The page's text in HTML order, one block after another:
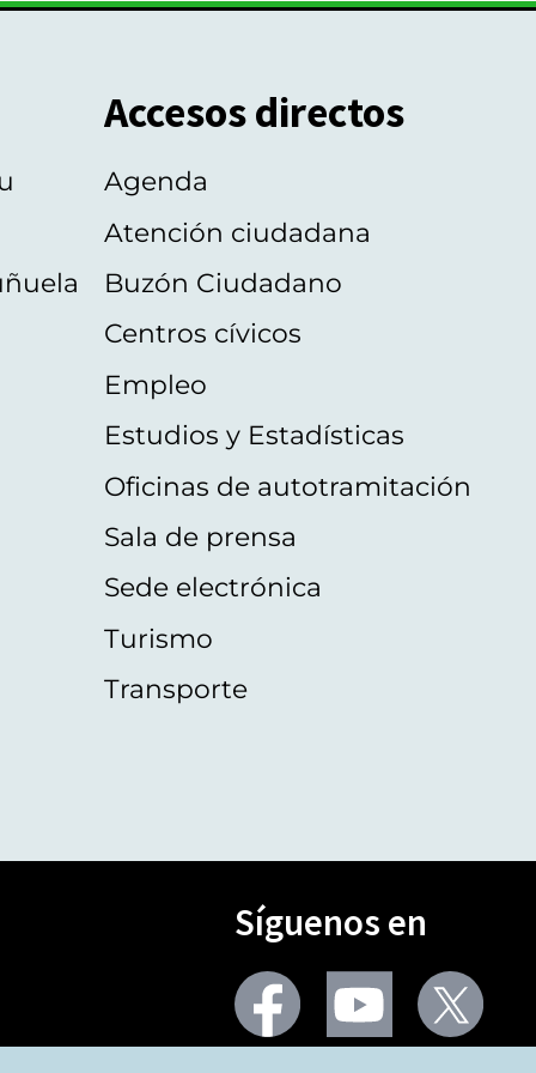
Accesos directos
Agenda
Atención ciudadana
Buzón Ciudadano
Centros cívicos
Empleo
Estudios y Estadísticas
Oficinas de autotramitación
Sala de prensa
Sede electrónica
Turismo
Transporte
Síguenos en
Seguir
en
facebook
Seguir
en
youtubeX